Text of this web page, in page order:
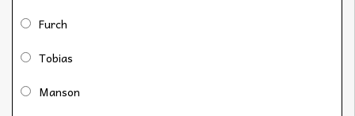
Furch
Tobias
Manson